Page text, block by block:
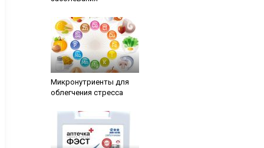
Микронутриенты для
облегчения стресса